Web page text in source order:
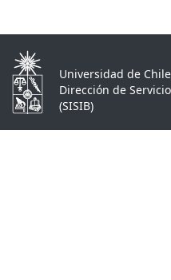
Universidad de Chile
Dirección de
(SISIB)